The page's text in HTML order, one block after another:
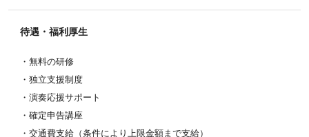
待遇・福利厚生
・無料の研修
・独立支援制度
・演奏応援サポート
・確定申告講座
・交通費支給（条件により上限金額まで支給）